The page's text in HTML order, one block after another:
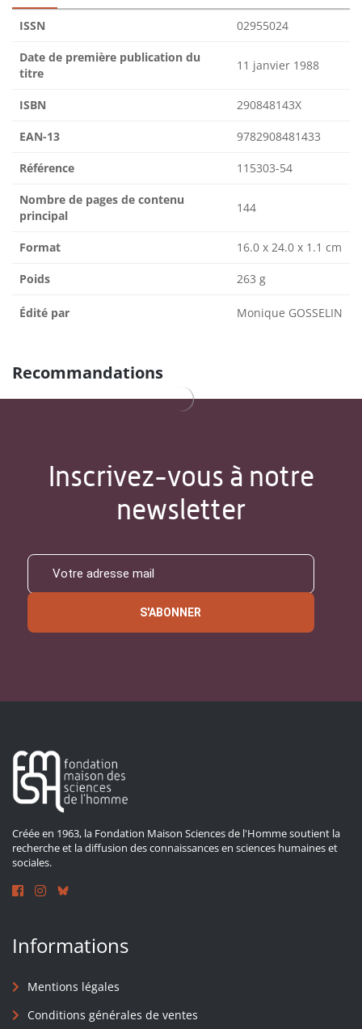
ISSN 02955024
Date de première publication du
titre
11 janvier 1988
ISBN 290848143X
EAN-13 9782908481433
Référence 115303-54
Nombre de pages de contenu
principal
144
Format 16.0 x 24.0 x 1.1 cm
Poids 263 g
Édité par Monique GOSSELIN
Recommandations
Inscrivez-vous à notre
newsletter
S'ABONNER
Créée en 1963, la Fondation Maison Sciences de l'Homme soutient la
recherche et la diffusion des connaissances en sciences humaines et
sociales.
Informations
Mentions légales
Conditions générales de ventes